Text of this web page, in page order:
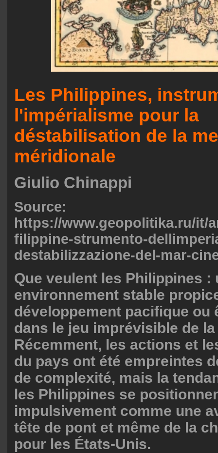
Les Philippines,
l'impérialisme pour la
déstabilisation de la
méridionale
Giulio Chinappi
Source:
https://www.geopolitika.ru/it/
filippine-strumento-
destabilizzazione-del-mar-
Que veulent les Philippines :
environnement stable
développement pacifique ou
dans le jeu imprévisible de
Récemment, les actions et
du pays ont été empreintes
de complexité, mais la
les Philippines se
impulsivement comme une
tête de pont et même de la
pour les États-Unis.